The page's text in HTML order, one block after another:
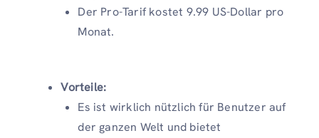
Der Pro-Tarif kostet 9.99 US-Dollar pro
Monat.
Vorteile:
Es ist wirklich nützlich für Benutzer auf
der ganzen Welt und bietet